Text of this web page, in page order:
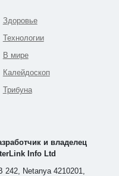
Здоровье
Технологии
В мире
Калейдоскоп
Трибуна
и владелец
Info Ltd
242, Netanya 4210201,